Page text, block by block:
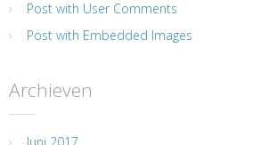
Post with User Comments
Post with Embedded Images
Archieven